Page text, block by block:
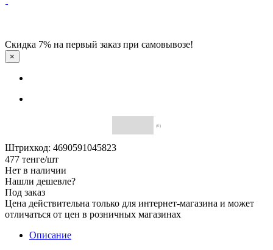
Скидка 7% на первый заказ при самовывозе!
×
(0)
Штрихкод: 4690591045823
477 тенге/шт
Нет в наличии
Нашли дешевле?
Под заказ
Цена действительна только для интернет-магазина и может
отличаться от цен в розничных магазинах
Описание